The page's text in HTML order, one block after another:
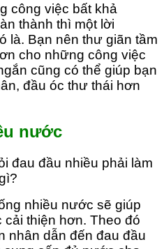
công việc bất khả
thành thì một lời
là. Bạn nên thư giãn tầm
cho những công việc
cũng có thể giúp bạn
đầu óc thư thái hơn
nước
nhiều nước sẽ giúp
thiện hơn. Theo đó
nhân dẫn đến đau đầu